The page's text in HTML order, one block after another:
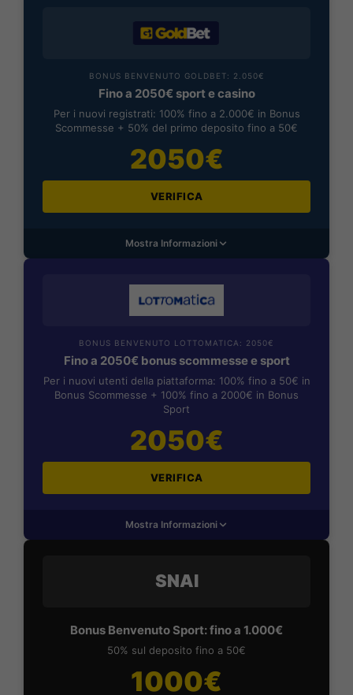
BONUS BENVENUTO GOLDBET: 2.050€
Fino a 2050€ sport e casino
Per i nuovi registrati: 100% fino a 2.000€ in Bonus
Scommesse + 50% del primo deposito fino a 50€
2050€
VERIFICA
Mostra Informazioni
BONUS BENVENUTO LOTTOMATICA: 2050€
Fino a 2050€ bonus scommesse e sport
Per i nuovi utenti della piattaforma: 100% fino a 50€ in
Bonus Scommesse + 100% fino a 2000€ in Bonus
Sport
2050€
VERIFICA
Mostra Informazioni
SNAI
Bonus Benvenuto Sport: fino a 1.000€
50% sul deposito fino a 50€
1000€